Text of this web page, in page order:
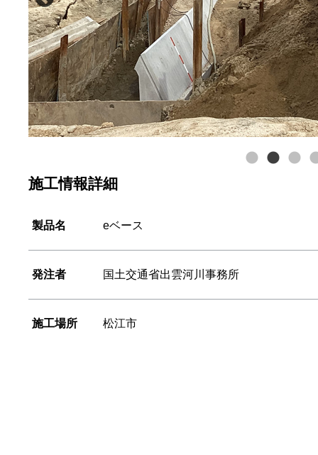
施工情報詳細
製品名 eベース
発注者 国土交通省出雲河川事務所
施工場所 松江市